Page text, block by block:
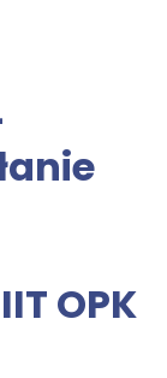
OPK